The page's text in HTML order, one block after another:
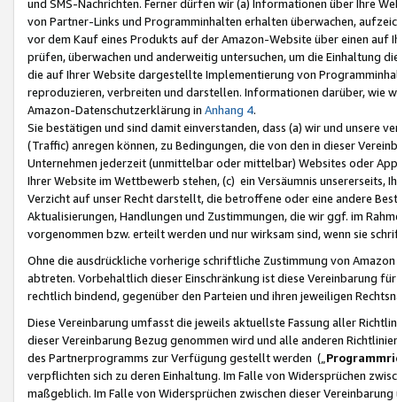
und SMS-Nachrichten. Ferner dürfen wir (a) Informationen über Ihre
von Partner-Links und Programminhalten erhalten überwachen,
vor dem Kauf eines Produkts auf der Amazon-Website über einen
prüfen, überwachen und anderweitig untersuchen, um die Einhaltung
die auf Ihrer Website dargestellte Implementierung von
reproduzieren, verbreiten und darstellen. Informationen darüber, wie
Amazon-Datenschutzerklärung in Anhang 4.
Sie bestätigen und sind damit einverstanden, dass (a) wir und
(Traffic) anregen können, zu Bedingungen, die von den in dieser
Unternehmen jederzeit (unmittelbar oder mittelbar) Websites oder
Ihrer Website im Wettbewerb stehen, (c) ein Versäumnis unsererseits,
Verzicht auf unser Recht darstellt, die betroffene oder eine andere
Aktualisierungen, Handlungen und Zustimmungen, die wir ggf. im
vorgenommen bzw. erteilt werden und nur wirksam sind, wenn sie
Ohne die ausdrückliche vorherige schriftliche Zustimmung von
abtreten. Vorbehaltlich dieser Einschränkung ist diese Vereinbarung
rechtlich bindend, gegenüber den Parteien und ihren jeweiligen
Diese Vereinbarung umfasst die jeweils aktuellste Fassung aller
dieser Vereinbarung Bezug genommen wird und alle anderen
des Partnerprogramms zur Verfügung gestellt werden („
verpflichten sich zu deren Einhaltung. Im Falle von Widersprüchen
maßgeblich. Im Falle von Widersprüchen zwischen dieser